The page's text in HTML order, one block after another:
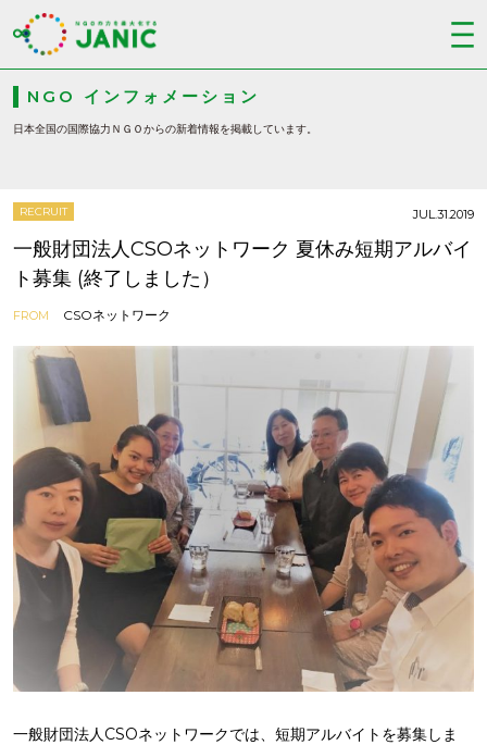
NGO インフォメーション
日本全国の国際協力ＮＧＯからの新着情報を掲載しています。
RECRUIT
一般財団法人CSOネットワーク 夏休み短期アルバイ
ト募集 (終了しました）
FROM CSOネットワーク
JUL.31.2019
一般財団法人CSOネットワークでは、短期アルバイトを募集しま